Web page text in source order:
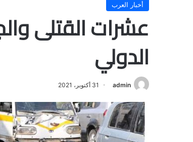
أخبار العرب
عشرات القتلى
الدولي
admin 31 أكتوبر، 2021